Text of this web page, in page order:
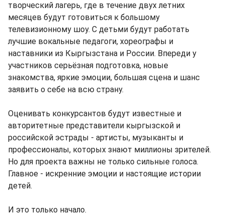
творческий лагерь, где в течение двух летних
месяцев будут готовиться к большому
телевизионному шоу. С детьми будут работать
лучшие вокальные педагоги, хореографы и
наставники из Кыргызстана и России. Впереди у
участников серьёзная подготовка, новые
знакомства, яркие эмоции, большая сцена и шанс
заявить о себе на всю страну.
Оценивать конкурсантов будут известные и
авторитетные представители кыргызской и
российской эстрады - артисты, музыканты и
профессионалы, которых знают миллионы зрителей.
Но для проекта важны не только сильные голоса.
Главное - искренние эмоции и настоящие истории
детей.
И это только начало.